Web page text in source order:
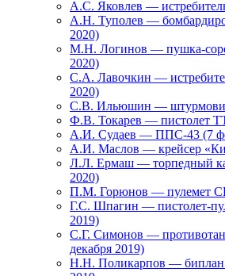
А.С. Яковлев —
А.Н. Туполев —
2020)
М.Н. Логинов — пушка-
2020)
С.А. Лавочкин —
2020)
С.В. Ильюшин —
Ф.В. Токарев — пистолет
А.И. Судаев — ППС-43 (7
А.И. Маслов — крейсер
Л.Л. Ермаш — торпедный
2020)
П.М. Горюнов — пулемет
Г.С. Шпагин — пистолет-
2019)
С.Г. Симонов —
декабря 2019)
Н.Н. Поликарпов — биплан